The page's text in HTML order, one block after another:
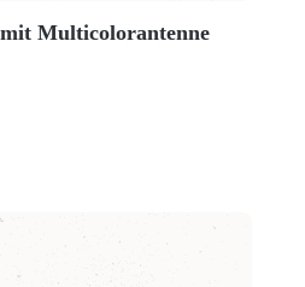
Multicolorantenne